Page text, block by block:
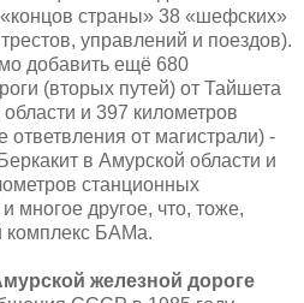
страны» 38 «шефских»
управлений и поездов).
добавить ещё 680
(вторых путей) от Тайшета
и 397 километров
от магистрали) -
в Амурской области и
станционных
многое другое, что, тоже,
комплекс БАМа.
железной дороге